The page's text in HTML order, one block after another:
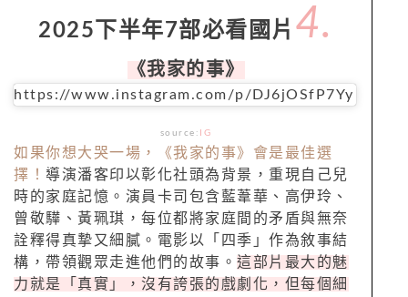
2025下半年7部必看國片 4.
《我家的事》
https://www.instagram.com/p/DJ6jOSfP7Yy
source: IG
如果你想大哭一場，《我家的事》會是最佳選
擇！ 導演潘客印以彰化社頭為背景，重現自己兒
時的家庭記憶。演員卡司包含藍葦華、高伊玲、
曾敬驊、黃珮琪，每位都將家庭間的矛盾與無奈
詮釋得真摯又細膩。電影以「四季」作為敘事結
構，帶領觀眾走進他們的故事。 這部片最大的魅
力就是「真實」，沒有誇張的戲劇化，但每個細